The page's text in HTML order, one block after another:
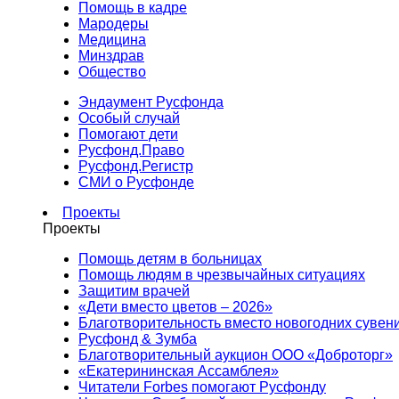
Помощь в кадре
Мародеры
Медицина
Минздрав
Общество
Эндаумент Русфонда
Особый случай
Помогают дети
Русфонд.Право
Русфонд.Регистр
СМИ о Русфонде
Проекты
Проекты
Помощь детям в больницах
Помощь людям в чрезвычайных ситуациях
Защитим врачей
«Дети вместо цветов – 2026»
Благотворительность вместо новогодних
Русфонд & Зумба
Благотворительный аукцион ООО «Доброторг»
«Екатерининская Ассамблея»
Читатели Forbes помогают Русфонду